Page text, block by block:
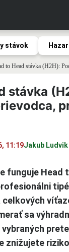
stávok
stávka
11:19Jakub Ludvik
funguje Head
celkových
sa
znižujete